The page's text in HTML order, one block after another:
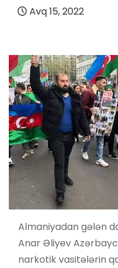
Avq 15, 2022
Almaniyadan gələn
Anar Əliyev
narkotik vasitələrin